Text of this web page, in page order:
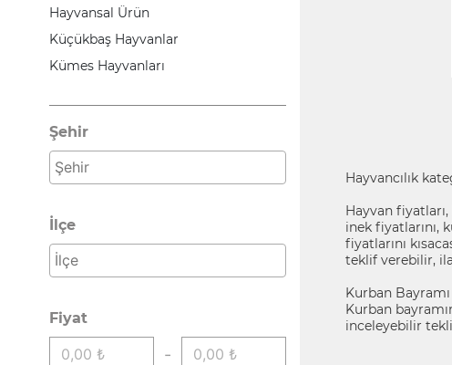
Hayvansal Ürün
Küçükbaş Hayvanlar
Kümes Hayvanları
Şehir
İlçe
Fiyat
-
Hayvancılık
Hayvan
inek fiyatlarını,
fiyatlarını
teklif verebilir,
Kurban
Kurban
inceleyebilir